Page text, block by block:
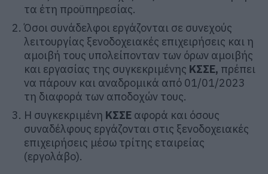
τα έτη προϋπηρεσίας.
Όσοι συνάδελφοι εργάζονται σε συνεχούς
λειτουργίας ξενοδοχειακές επιχειρήσεις και η
αμοιβή τους υπολείπονταν των όρων αμοιβής
και εργασίας της συγκεκριμένης ΚΣΣΕ, πρέπει
να πάρουν και αναδρομικά από 01/01/2023
τη διαφορά των αποδοχών τους.
Η συγκεκριμένη ΚΣΣΕ αφορά και όσους
συναδέλφους εργάζονται στις ξενοδοχειακές
επιχειρήσεις μέσω τρίτης εταιρείας
(εργολάβο).